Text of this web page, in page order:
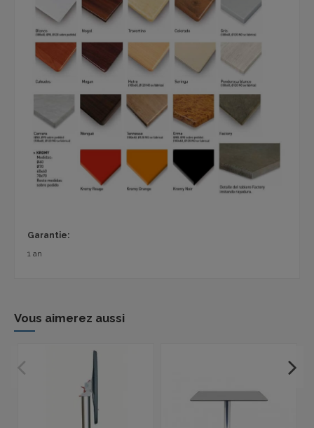
Garantie:
1 an
Vous aimerez aussi